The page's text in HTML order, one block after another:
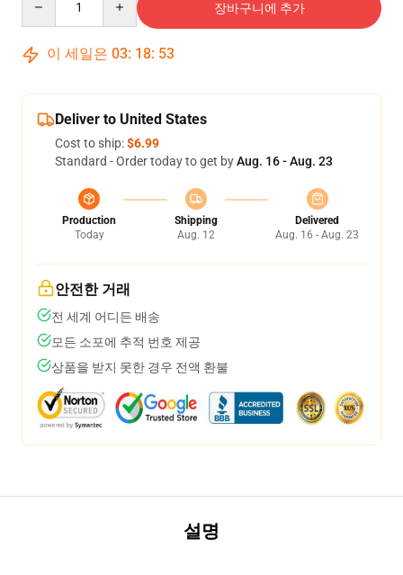
장바구니에 추가
이 세일은 03: 18: 52
Deliver to United States
Cost to ship:$6.99
Standard - Order today to get byAug. 16 - Aug. 23
Production
Today
Shipping
Aug. 12
Delivered
Aug. 16 - Aug. 23
안전한 거래
전 세계 어디든 배송
모든 소포에 추적 번호 제공
상품을 받지 못한 경우 전액 환불
설명